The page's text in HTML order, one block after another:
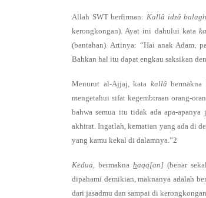
Allah SWT berfirman: Kallâ idzâ
kerongkongan). Ayat ini dahului kata
(bantahan). Artinya: “Hai anak Adam,
Bahkan hal itu dapat engkau saksikan
Menurut al-Ajjaj, kata kallâ
mengetahui sifat kegembiraan orang-
bahwa semua itu tidak ada apa-
akhirat. Ingatlah, kematian yang ada di
yang kamu kekal di dalamnya.”2
Kedua, bermakna haqq[an](benar
dipahami demikian, maknanya adalah
dari jasadmu dan sampai di